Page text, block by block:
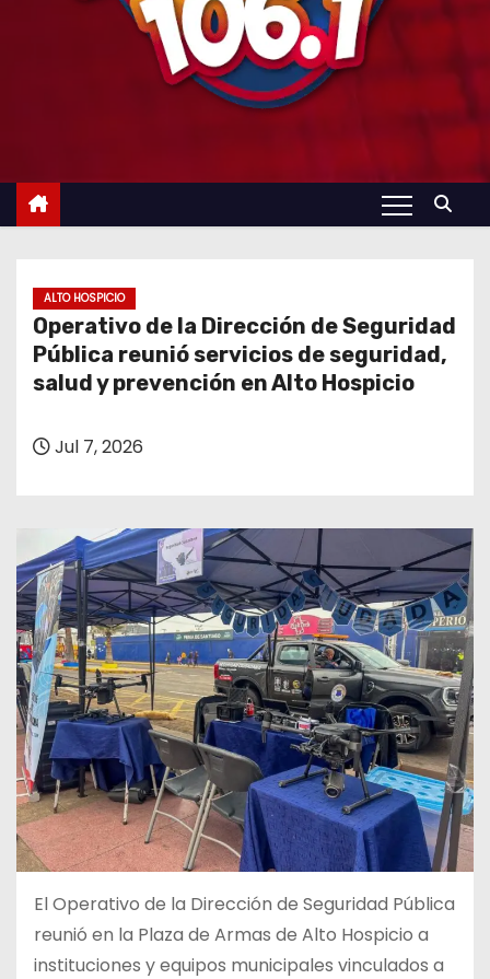
ALTO HOSPICIO
Operativo de la Dirección de Seguridad
Pública reunió servicios de seguridad,
salud y prevención en Alto Hospicio
Jul 7, 2026
El Operativo de la Dirección de Seguridad Pública
reunió en la Plaza de Armas de Alto Hospicio a
instituciones y equipos municipales vinculados a